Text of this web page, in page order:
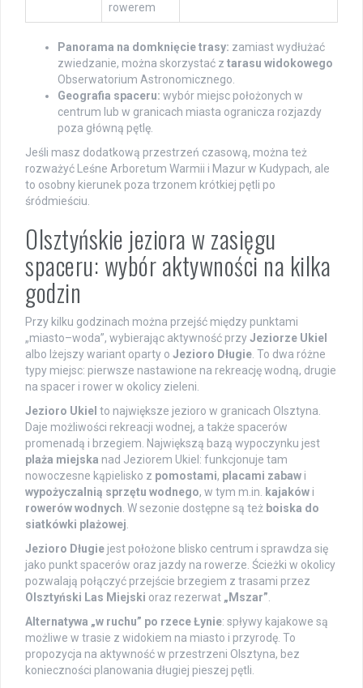
rowerem
Panorama na domknięcie trasy: zamiast wydłużać
zwiedzanie, można skorzystać z tarasu widokowego
Obserwatorium Astronomicznego.
Geografia spaceru: wybór miejsc położonych w
centrum lub w granicach miasta ogranicza rozjazdy
poza główną pętlę.
Jeśli masz dodatkową przestrzeń czasową, można też
rozważyć Leśne Arboretum Warmii i Mazur w Kudypach, ale
to osobny kierunek poza trzonem krótkiej pętli po
śródmieściu.
Olsztyńskie jeziora w zasięgu
spaceru: wybór aktywności na kilka
godzin
Przy kilku godzinach można przejść między punktami
„miasto–woda”, wybierając aktywność przyJeziorze Ukiel
albo lżejszy wariant oparty o Jezioro Długie . To dwa różne
typy miejsc: pierwsze nastawione na rekreację wodną, drugie
na spacer i rower w okolicy zieleni.
Jezioro Ukiel to największe jezioro w granicach Olsztyna.
Daje możliwości rekreacji wodnej, a także spacerów
promenadą i brzegiem. Największą bazą wypoczynku jest
plaża miejska nad Jeziorem Ukiel: funkcjonuje tam
nowoczesne kąpielisko z pomostami, placami zabaw i
wypożyczalnią sprzętu wodnego, w tym m.in. kajaków i
rowerów wodnych . W sezonie dostępne są też boiska do
siatkówki plażowej
Jezioro Długie jest położone blisko centrum i sprawdza się
jako punkt spacerów oraz jazdy na rowerze. Ścieżki w okolicy
pozwalają połączyć przejście brzegiem z trasami przez
Olsztyński Las Miejski oraz rezerwat „Mszar”
Alternatywa „w ruchu” po rzece Łynie: spływy kajakowe są
możliwe w trasie z widokiem na miasto i przyrodę. To
propozycja na aktywność w przestrzeni Olsztyna, bez
konieczności planowania długiej pieszej pętli.